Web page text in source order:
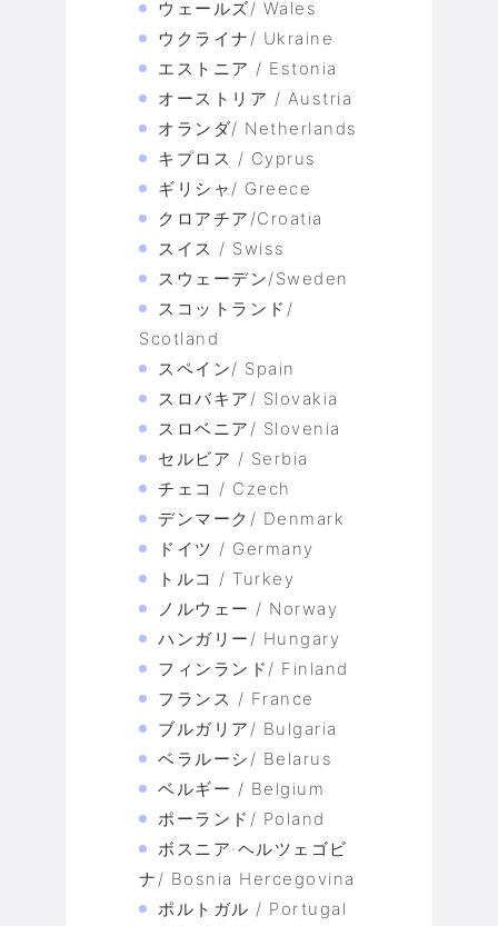
ウェールズ/ Wales
ウクライナ/ Ukraine
エストニア / Estonia
オーストリア / Austria
オランダ/ Netherlands
キプロス / Cyprus
ギリシャ/ Greece
クロアチア/Croatia
スイス / Swiss
スウェーデン/Sweden
スコットランド/
Scotland
スペイン/ Spain
スロバキア/ Slovakia
スロベニア/ Slovenia
セルビア / Serbia
チェコ / Czech
デンマーク/ Denmark
ドイツ / Germany
トルコ / Turkey
ノルウェー / Norway
ハンガリー/ Hungary
フィンランド/ Finland
フランス / France
ブルガリア/ Bulgaria
ベラルーシ/ Belarus
ベルギー / Belgium
ポーランド/ Poland
ボスニア·ヘルツェゴビ
ナ/ Bosnia Hercegovina
ポルトガル / Portugal